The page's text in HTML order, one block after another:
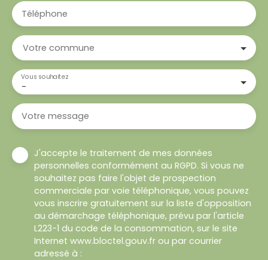
Téléphone
Votre commune
-
Vous souhaitez
Votre message
J'accepte le traitement de mes données
personnelles conformément au RGPD. Si vous ne
souhaitez pas faire l'objet de prospection
commerciale par voie téléphonique, vous pouvez
vous inscrire gratuitement sur la liste d'opposition
au démarchage téléphonique, prévu par l'article
L223-1 du code de la consommation, sur le site
Internet www.bloctel.gouv.fr ou par courrier
adressé à :